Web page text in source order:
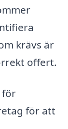
krävs är
offert.
för
för att